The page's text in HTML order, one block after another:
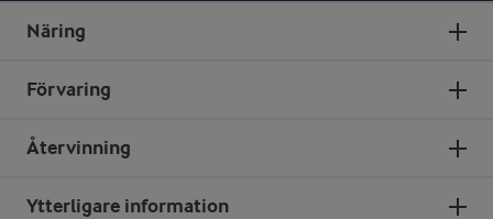
Näring
Förvaring
Återvinning
Ytterligare information